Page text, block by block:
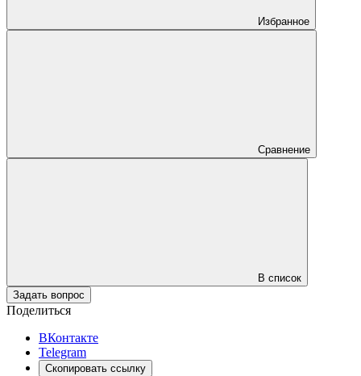
Избранное
Сравнение
В список
Задать вопрос
Поделиться
ВКонтакте
Telegram
Скопировать ссылку